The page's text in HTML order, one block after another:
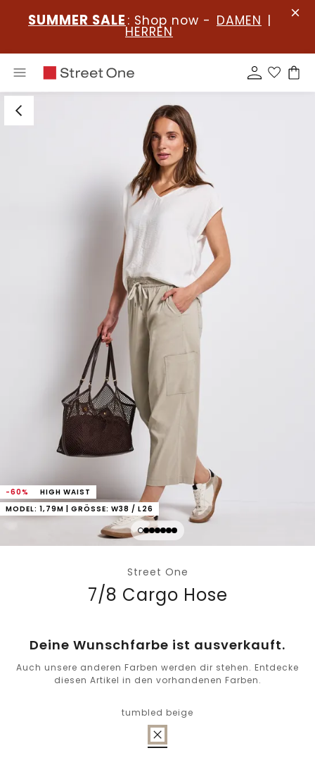
SUMMER SALE : Shop now - DAMEN |
HERREN
-60%
HIGH WAIST
MODEL: 1,79M | GRÖSSE: W38 / L26
Street One
7/8 Cargo Hose
Deine Wunschfarbe ist ausverkauft.
Auch unsere anderen Farben werden dir stehen. Entdecke
diesen Artikel in den vorhandenen Farben.
tumbled beige